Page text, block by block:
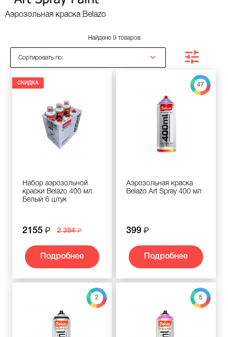
Аэрозольная краска Belazo
Найдено 9 товаров
Сортировать по:
СКИДКА
Набор аэрозольной
краски Belazo 400 мл
Белый 6 штук
2155 2 394
Подробнее
47
Аэрозольная краска
Belazo Art Spray 400 мл
399
Подробнее
2 5